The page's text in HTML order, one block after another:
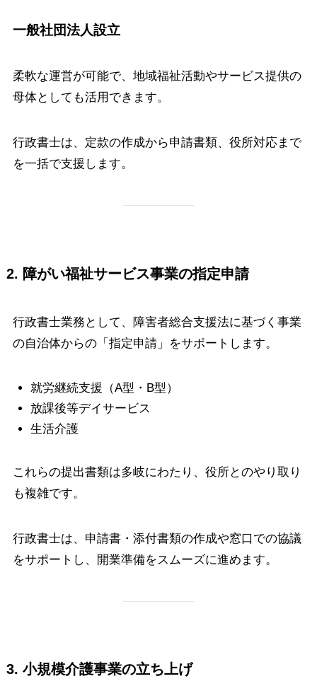
一般社団法人設立
柔軟な運営が可能で、地域福祉活動やサービス提供の
母体としても活用できます。
行政書士は、定款の作成から申請書類、役所対応まで
を一括で支援します。
2. 障がい福祉サービス事業の指定申請
行政書士業務として、障害者総合支援法に基づく事業
の自治体からの「指定申請」をサポートします。
就労継続支援（A型・B型）
放課後等デイサービス
生活介護
これらの提出書類は多岐にわたり、役所とのやり取り
も複雑です。
行政書士は、申請書・添付書類の作成や窓口での協議
をサポートし、開業準備をスムーズに進めます。
3. 小規模介護事業の立ち上げ